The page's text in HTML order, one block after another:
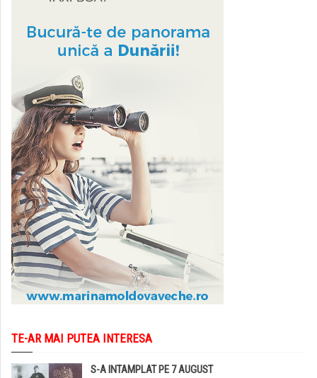
TE-AR MAI PUTEA INTERESA
S-A INTAMPLAT PE 7 AUGUST